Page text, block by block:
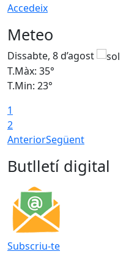
Accedeix
Meteo
Dissabte, 8 d’agost
T.Màx: 35°
T.Min: 23°
1
2
AnteriorSegüent
Butlletí digital
Subscriu-te